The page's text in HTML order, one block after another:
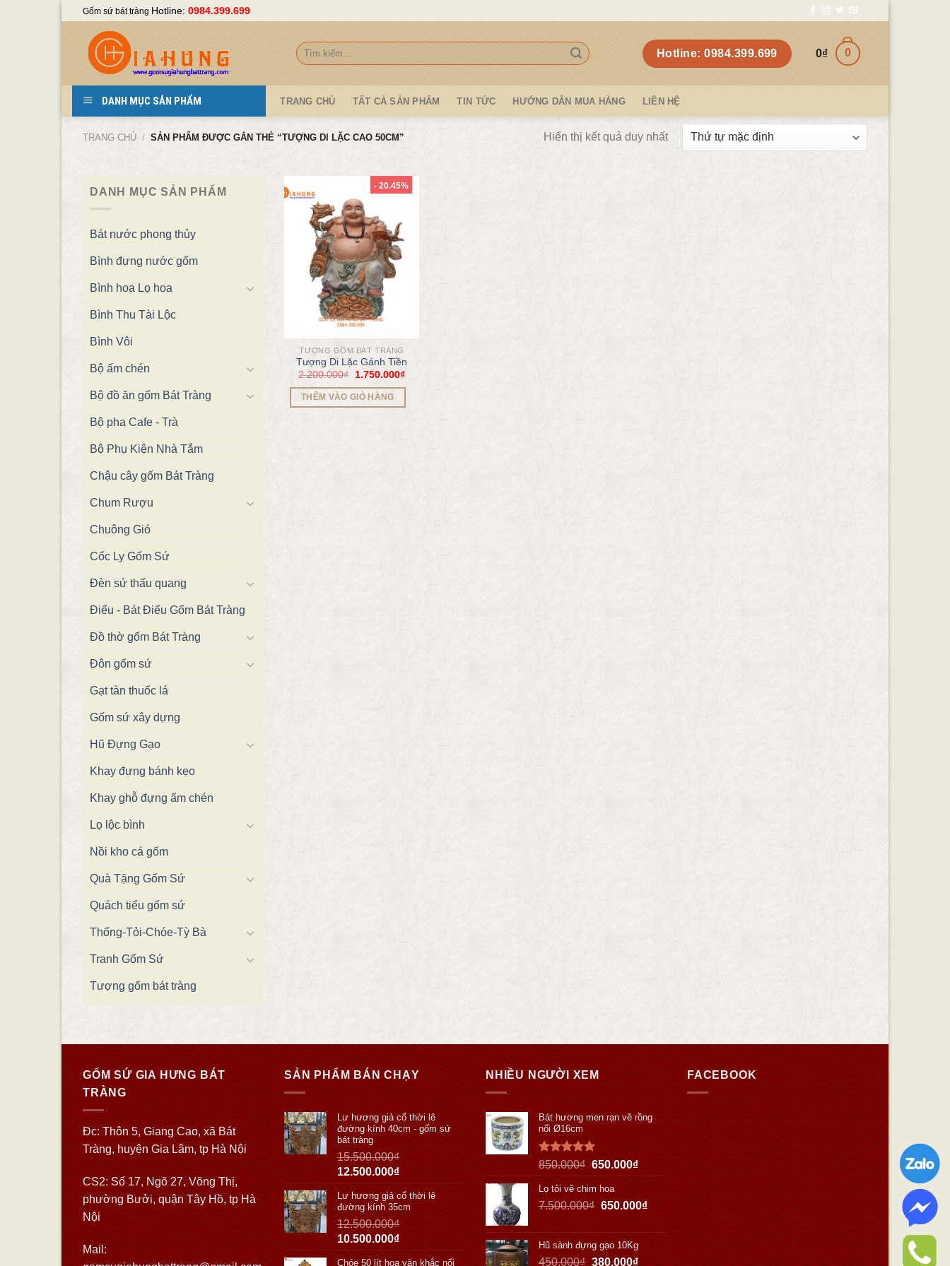
Skip
content
Gốm sứ bát tràng Hotline: 0984.399.699
Tìm
kiếm:
Hotline: 0984.399.699 0₫ 0
DANH MỤC SẢN PHẨM TRANG CHỦ TẤT CẢ SẢN PHẨM TIN TỨC HƯỚNG DẪN MUA HÀNG LIÊN HỆ
TRANG CHỦ / SẢN PHẨM ĐƯỢC GẮN THẺ “TƯỢNG DI LẶC CAO 50CM” Hiển thị kết quả duy nhất
DANH MỤC SẢN PHẨM
Bát nước phong thủy
Bình đựng nước gốm
Bình hoa Lọ hoa
Bình Thu Tài Lộc
Bình Vôi
Bộ ấm chén
Bộ đồ ăn gốm Bát Tràng
Bộ pha Cafe - Trà
Bộ Phụ Kiện Nhà Tắm
Chậu cây gốm Bát Tràng
Chum Rượu
Chuông Gió
Cốc Ly Gốm Sứ
Đèn sứ thấu quang
Điếu - Bát Điếu Gốm Bát Tràng
Đồ thờ gốm Bát Tràng
Đôn gốm sứ
Gạt tàn thuốc lá
Gốm sứ xây dựng
Hũ Đựng Gạo
Khay đựng bánh kẹo
Khay ghỗ đựng ấm chén
Lọ lộc bình
Nồi kho cá gốm
Quà Tặng Gốm Sứ
Quách tiểu gốm sứ
Thống-Tỏi-Chóe-Tỳ Bà
Tranh Gốm Sứ
Tượng gốm bát tràng
- 20.45%
TƯỢNG GỐM BÁT TRÀNG
Tượng Di Lặc Gánh Tiền
2.200.000₫ 1.750.000₫
THÊM VÀO GIỎ HÀNG
GỐM SỨ GIA HƯNG BÁT
TRÀNG
Đc: Thôn 5, Giang Cao, xã Bát
Tràng, huyện Gia Lâm, tp Hà Nội
CS2: Số 17, Ngõ 27, Võng Thị,
phường Bưởi, quận Tây Hồ, tp Hà
Nội
Mail:
SẢN PHẨM BÁN CHẠY
Lư hương giả cổ thời lê
đường kính 40cm - gốm sứ
bát tràng
15.500.000₫
12.500.000₫
Lư hương giả cổ thời lê
đường kính 35cm
12.500.000₫
10.500.000₫
Chóe 50 lít hoa văn khắc nổi
NHIỀU NGƯỜI XEM
Bát hương men rạn vẽ rồng
nổi Ø16cm
Được xếp
hạng5.00
5 sao
850.000₫ 650.000₫
Lọ tỏi vẽ chim hoa
7.500.000₫ 650.000₫
Hũ sành đựng gạo 10Kg
450.000₫ 380.000₫
FACEBOOK